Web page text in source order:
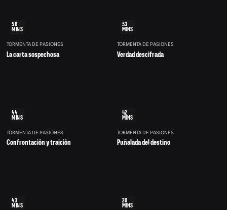
58
MINS
TORMENTA DE PASIONES
La carta sospechosa
53
MINS
TORMENTA DE PASIONES
Verdad descifrada
44
MINS
TORMENTA DE PASIONES
Confrontación y traición
42
MINS
TORMENTA DE PASIONES
Puñalada del destino
43
MINS
20
MINS